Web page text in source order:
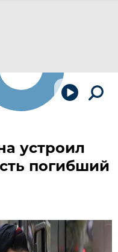
устроил
погибший